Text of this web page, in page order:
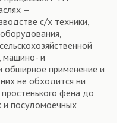
—
с/х техники,
машино- и
обширное применение и
не обходится ни
фена до
и посудомоечных